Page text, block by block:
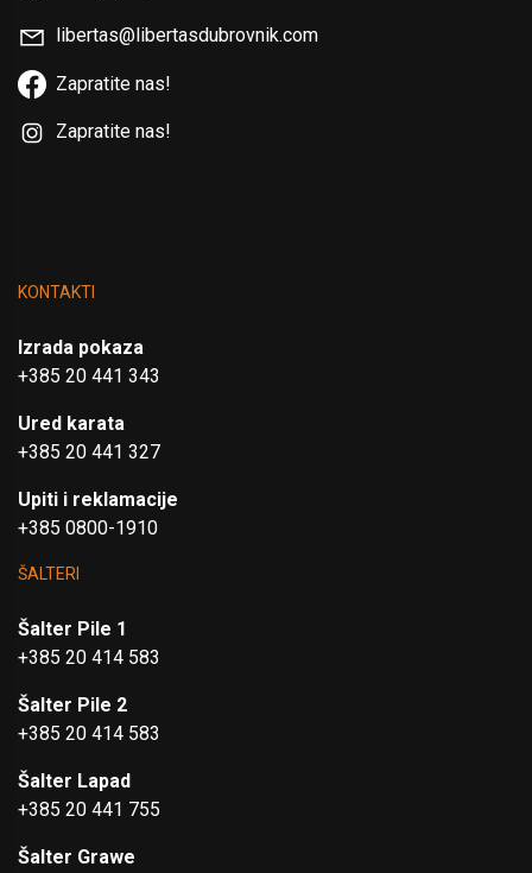
libertas@libertasdubrovnik.com
Zapratite nas!
Zapratite nas!
KONTAKTI
Izrada pokaza
+385 20 441 343
Ured karata
+385 20 441 327
Upiti i reklamacije
+385 0800-1910
ŠALTERI
Šalter Pile 1
+385 20 414 583
Šalter Pile 2
+385 20 414 583
Šalter Lapad
+385 20 441 755
Šalter Grawe